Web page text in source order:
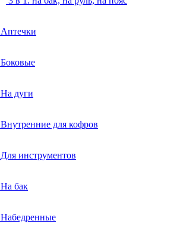
Аптечки
Боковые
На дуги
Внутренние для кофров
Для инструментов
На бак
Набедренные